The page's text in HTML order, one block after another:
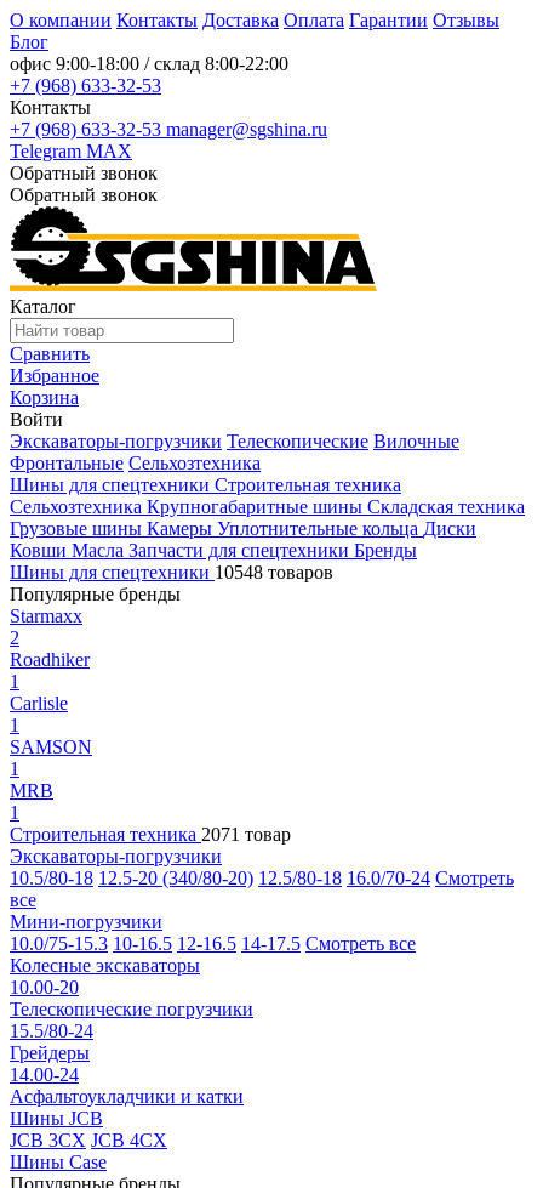
О компании Контакты Доставка Оплата Гарантии Отзывы
Блог
офис 9:00-18:00 / склад 8:00-22:00
+7 (968) 633-32-53
Контакты
+7 (968) 633-32-53 manager@sgshina.ru
Telegram MAX
Обратный звонок
Обратный звонок
Каталог
Сравнить
Избранное
Корзина
Войти
Экскаваторы-погрузчики Телескопические Вилочные
Фронтальные Сельхозтехника
Шины для спецтехники Строительная техника
Сельхозтехника Крупногабаритные шины Складская техника
Грузовые шины Камеры Уплотнительные кольца Диски
Ковши Масла Запчасти для спецтехники Бренды
Шины для спецтехники 10548 товаров
Популярные бренды
Starmaxx
2
Roadhiker
1
Carlisle
1
SAMSON
1
MRB
1
Строительная техника 2071 товар
Экскаваторы-погрузчики
10.5/80-18 12.5-20 (340/80-20) 12.5/80-18 16.0/70-24 Смотреть
все
Мини-погрузчики
10.0/75-15.3 10-16.5 12-16.5 14-17.5 Смотреть все
Колесные экскаваторы
10.00-20
Телескопические погрузчики
15.5/80-24
Грейдеры
14.00-24
Асфальтоукладчики и катки
Шины JCB
JCB 3CX JCB 4CX
Шины Case
Популярные бренды